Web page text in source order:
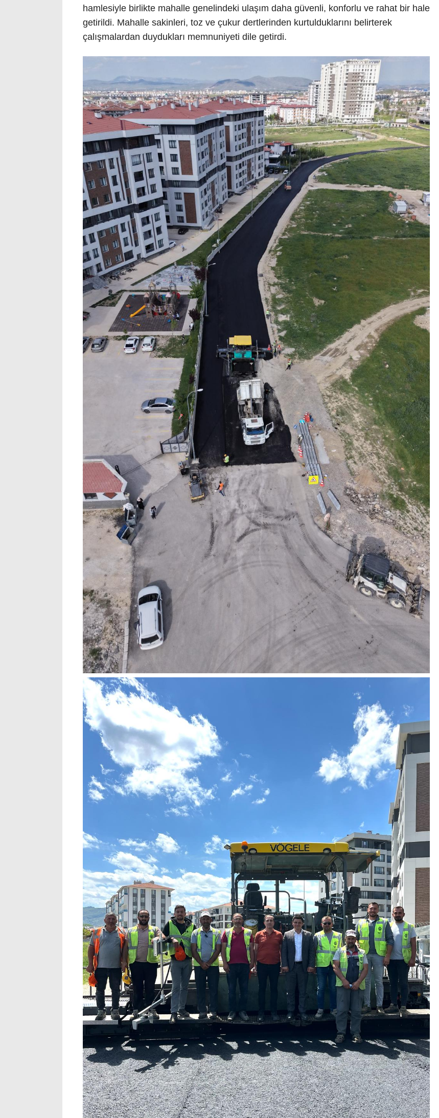
hamlesiyle birlikte mahalle genelindeki ulaşım daha güvenli, konforlu ve rahat bir hale
getirildi. Mahalle sakinleri, toz ve çukur dertlerinden kurtulduklarını belirterek
çalışmalardan duydukları memnuniyeti dile getirdi.